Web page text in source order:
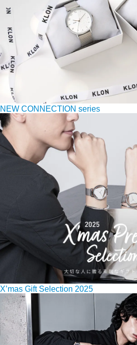
NEW CONNECTION series
X’mas Gift Selection 2025